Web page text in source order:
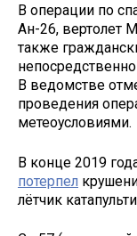
В операции по
Ан-26, вертолет
также
В ведомстве
проведения
метеоусловиями.
В конце 2019
потерпел
лётчик